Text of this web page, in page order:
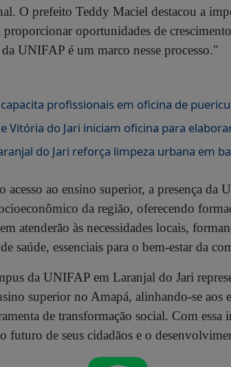
. O prefeito Teddy Maciel destacou a
oportunidades de
UNIFAP é um marco nesse processo."
profissionais em oficina de
Vitória do Jari iniciam oficina para
do Jari reforça limpeza urbana em
acesso ao ensino superior, a presença
da região, oferecendo
atenderão às necessidades locais,
saúde, essenciais para o bem-estar da
da UNIFAP em Laranjal do Jari
superior no Amapá, alinhando-se aos
de transformação social. Com essa
futuro de seus cidadãos e o